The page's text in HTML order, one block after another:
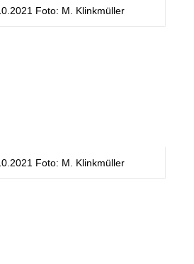
Foto: M. Klinkmüller
Foto: M. Klinkmüller